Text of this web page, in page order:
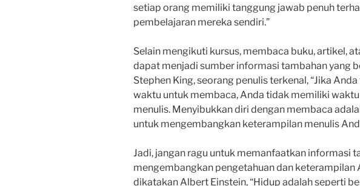
setiap orang memiliki tanggung jawab penuh
pembelajaran mereka sendiri.”
Selain mengikuti kursus, membaca buku, artikel,
dapat menjadi sumber informasi tambahan yang
Stephen King, seorang penulis terkenal, “Jika
waktu untuk membaca, Anda tidak memiliki
menulis. Menyibukkan diri dengan membaca
untuk mengembangkan keterampilan menulis
Jadi, jangan ragu untuk memanfaatkan informasi
mengembangkan pengetahuan dan keterampilan
dikatakan Albert Einstein, “Hidup adalah seperti